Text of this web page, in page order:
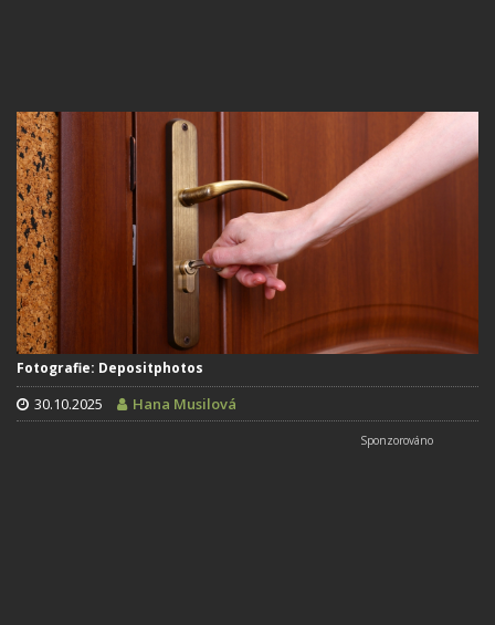
Fotografie: Depositphotos
30.10.2025 Hana Musilová